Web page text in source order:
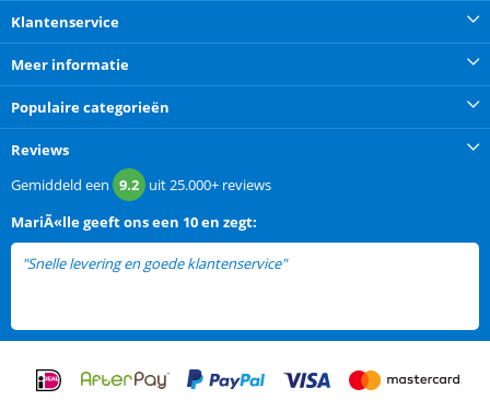
Klantenservice
Meer informatie
Populaire categorieën
Reviews
Gemiddeld een 9.2 uit25.000+ reviews
MariÃ«llegeeft ons een 10 en zegt:
"Snelle levering en goede klantenservice"